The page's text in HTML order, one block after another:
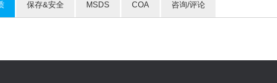
保存&安全 MSDS COA 咨询/评论